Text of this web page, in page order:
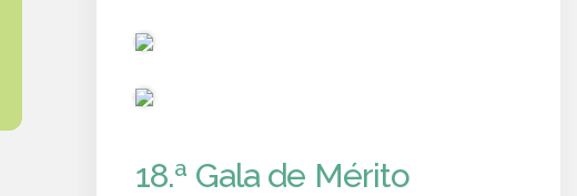
18.ª Gala de Mérito